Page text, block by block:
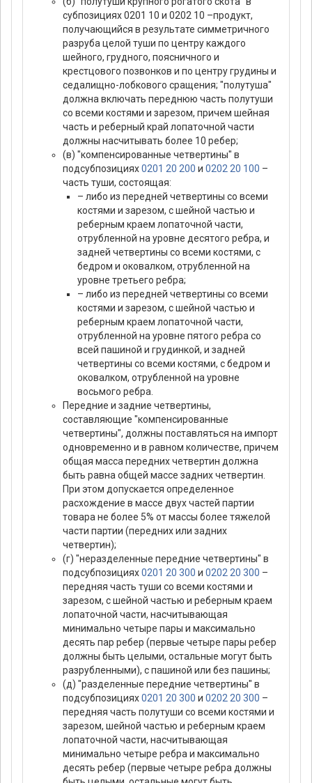
субпозициях 0201 10 и 0202 10 –продукт,
получающийся в результате симметричного
разруба целой туши по центру каждого
шейного, грудного, поясничного и
крестцового позвонков и по центру грудины и
седалищно-лобкового сращения; "полутуша"
должна включать переднюю часть полутуши
со всеми костями и зарезом, причем шейная
часть и реберный край лопаточной части
должны насчитывать более 10 ребер;
(в) "компенсированные четвертины" в
подсубпозициях0201 20 200 и 0202 20 100 –
часть туши, состоящая:
– либо из передней четвертины со всеми
костями и зарезом, с шейной частью и
реберным краем лопаточной части,
отрубленной на уровне десятого ребра, и
задней четвертины со всеми костями, с
бедром и оковалком, отрубленной на
уровне третьего ребра;
– либо из передней четвертины со всеми
костями и зарезом, с шейной частью и
реберным краем лопаточной части,
отрубленной на уровне пятого ребра со
всей пашиной и грудинкой, и задней
четвертины со всеми костями, с бедром и
оковалком, отрубленной на уровне
восьмого ребра.
Передние и задние четвертины,
составляющие "компенсированные
четвертины", должны поставляться на импорт
одновременно и в равном количестве, причем
общая масса передних четвертин должна
быть равна общей массе задних четвертин.
При этом допускается определенное
расхождение в массе двух частей партии
товара не более 5% от массы более тяжелой
части партии (передних или задних
четвертин);
(г) "неразделенные передние четвертины" в
подсубпозициях0201 20 300 и 0202 20 300 –
передняя часть туши со всеми костями и
зарезом, с шейной частью и реберным краем
лопаточной части, насчитывающая
минимально четыре пары и максимально
десять пар ребер (первые четыре пары ребер
должны быть целыми, остальные могут быть
разрубленными), с пашиной или без пашины;
(д) "разделенные передние четвертины" в
подсубпозициях0201 20 300 и 0202 20 300 –
передняя часть полутуши со всеми костями и
зарезом, шейной частью и реберным краем
лопаточной части, насчитывающая
минимально четыре ребра и максимально
десять ребер (первые четыре ребра должны